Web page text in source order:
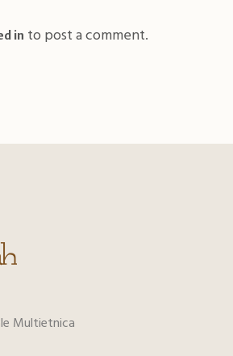
in to post a comment.
Multietnica